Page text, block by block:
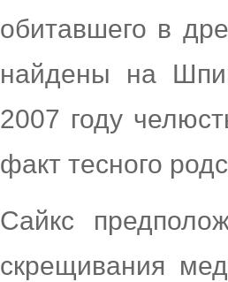
обитавшего в
найдены на
2007 году
факт тесного
Сайкс
скрещивания